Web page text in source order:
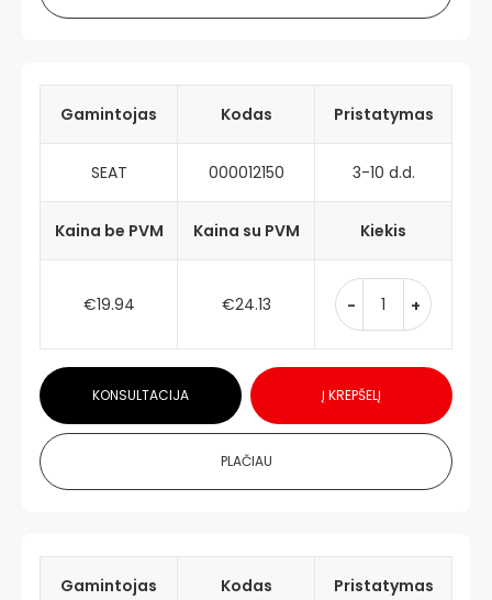
Gamintojas Kodas Pristatymas
SEAT 000012150 3-10 d.d.
Kaina be PVM Kaina su PVM Kiekis
€19.94 €24.13 - +
KONSULTACIJA Į KREPŠELĮ
PLAČIAU
Gamintojas Kodas Pristatymas